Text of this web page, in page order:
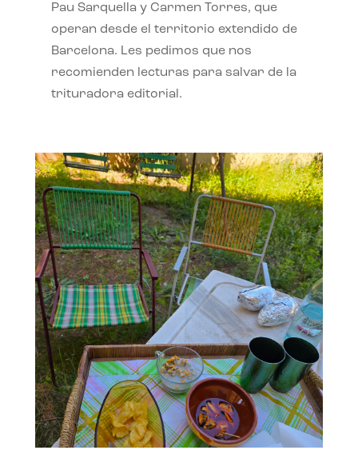
Pau Sarquella y Carmen Torres, que
operan desde el territorio extendido de
Barcelona. Les pedimos que nos
recomienden lecturas para salvar de la
trituradora editorial.